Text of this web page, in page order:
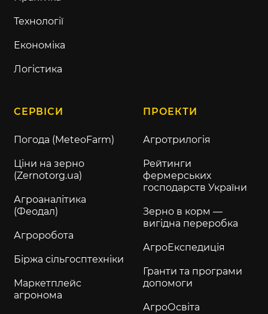
Технології
Економіка
Логістика
СЕРВІСИ
Погода (MeteoFarm)
Ціни на зерно
(Zernotorg.ua)
Агроаналітика
(Феодал)
Агроробота
Біржа сільгосптехніки
Маркетплейс
агронома
ПРОЕКТИ
Агротрилогія
Рейтинги
фермерських
господарств України
Зерно в корм —
вигідна переробка
АгроЕкспедиція
Гранти та програми
допомоги
АгроОсвіта